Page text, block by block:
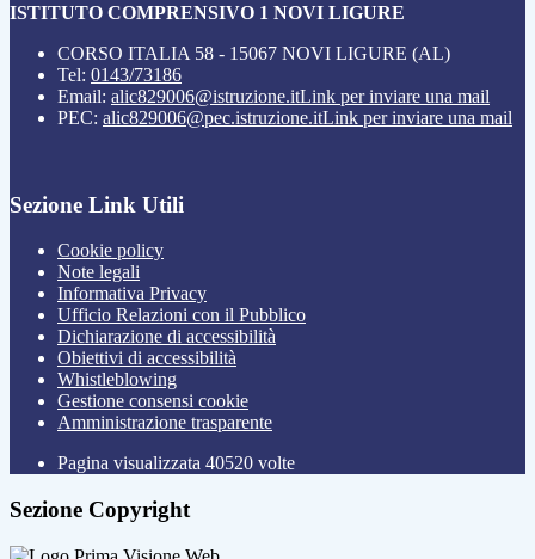
ISTITUTO COMPRENSIVO 1 NOVI LIGURE
CORSO ITALIA 58 - 15067 NOVI LIGURE (AL)
Tel: 0143/73186
Email: alic829006@istruzione.itLink per inviare una mail
PEC: alic829006@pec.istruzione.itLink per inviare una mail
Sezione Link Utili
Cookie policy
Note legali
Informativa Privacy
Ufficio Relazioni con il Pubblico
Dichiarazione di accessibilità
Obiettivi di accessibilità
Whistleblowing
Gestione consensi cookie
Amministrazione trasparente
Pagina visualizzata 40520 volte
Sezione Copyright